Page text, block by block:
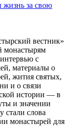
жизнь за свою
вестник»
монастырям
с
материалы о
жития святых,
и о связи
истории — в
и значении
стали слова
монастырей для